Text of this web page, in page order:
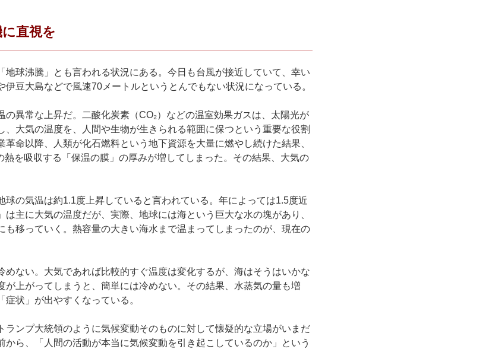
直視を
地球沸騰」とも言われる状況にある。今日も台風が接近していて、幸い
豆大島などで風速70メートルというとんでもない状況になっている。
の異常な上昇だ。二酸化炭素（CO₂）などの温室効果ガスは、太陽光が
、大気の温度を、人間や生物が生きられる範囲に保つという重要な役割
革命以降、人類が化石燃料という地下資源を大量に燃やし続けた結果、
熱を吸収する「保温の膜」の厚みが増してしまった。その結果、大気の
球の気温は約1.1度上昇していると言われている。年によっては1.5度近
は主に大気の温度だが、実際、地球には海という巨大な水の塊があり、
も移っていく。熱容量の大きい海水まで温まってしまったのが、現在の
めない。大気であれば比較的すぐ温度は変化するが、海はそうはいかな
が上がってしまうと、簡単には冷めない。その結果、水蒸気の量も増
状」が出やすくなっている。
ランプ大統領のように気候変動そのものに対して懐疑的な立場がいまだ
から、「人間の活動が本当に気候変動を引き起こしているのか」という